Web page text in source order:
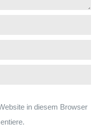
in diesem Browser